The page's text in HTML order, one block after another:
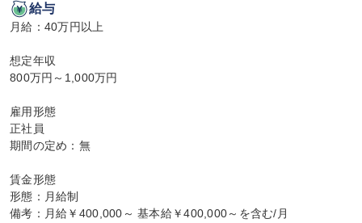
給与
月給：40万円以上
想定年収
800万円～1,000万円
雇用形態
正社員
期間の定め：無
賃金形態
形態：月給制
備考：月給￥400,000～ 基本給￥400,000～を含む/月